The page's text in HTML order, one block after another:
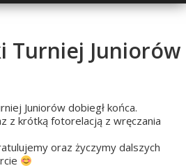
Turniej Juniorów
Juniorów dobiegł końca.
z krótką fotorelacją z wręczania
oraz życzymy dalszych